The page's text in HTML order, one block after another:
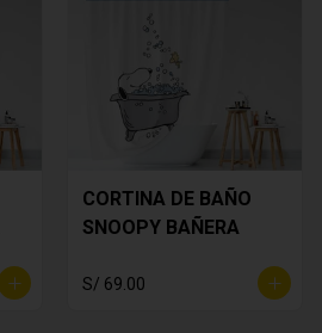
CORTINA DE BAÑO
SNOOPY BAÑERA
S/ 69.00